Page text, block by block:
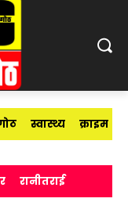
स्वास्थ्य क्राइम
रानीतराई